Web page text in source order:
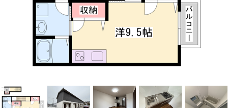
地図から探す
オーナー様へ
スタッフ紹介ページ